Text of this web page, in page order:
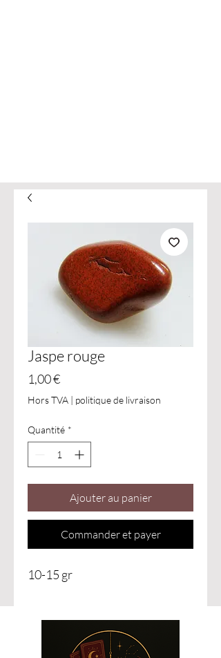
Jaspe rouge
1,00 €Prix
Hors TVA | politique de livraison
Quantité *
Ajouter au panier
Commander et payer
10-15 gr